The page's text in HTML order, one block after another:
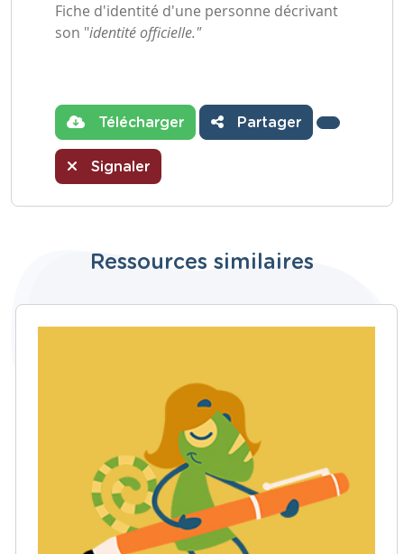
Fiche d'identité d'une personne décrivant
son "identité officielle."
Télécharger Partager
Signaler
Ressources similaires